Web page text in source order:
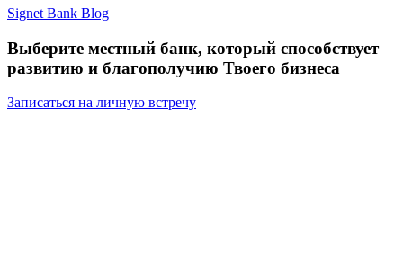
Signet Bank Blog
Выберите местный банк, который способствует
развитию и благополучию Твоего бизнеса
Записаться на личную встречу